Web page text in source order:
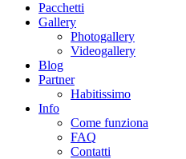
Pacchetti
Gallery
Photogallery
Videogallery
Blog
Partner
Habitissimo
Info
Come funziona
FAQ
Contatti